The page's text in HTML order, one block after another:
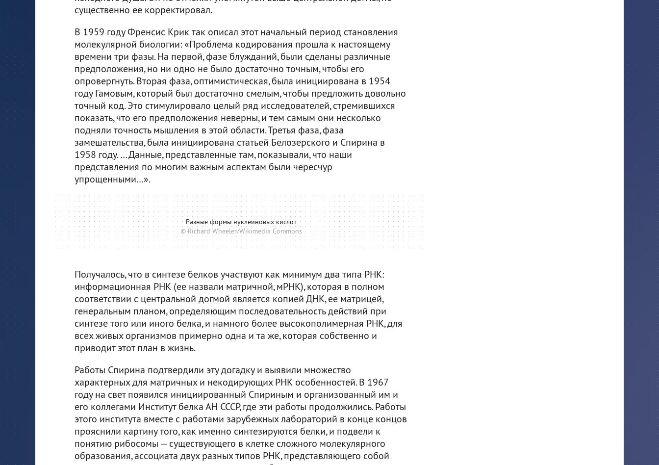
существенно ее корректировал.
В 1959 году Френсис Крик так описал этот начальный период становления
молекулярной биологии: «Проблема кодирования прошла к настоящему
времени три фазы. На первой, фазе блужданий, были сделаны различные
предположения, но ни одно не было достаточно точным, чтобы его
опровергнуть. Вторая фаза, оптимистическая, была инициирована в 1954
году Гамовым, который был достаточно смелым, чтобы предложить довольно
точный код. Это стимулировало целый ряд исследователей, стремившихся
показать, что его предположения неверны, и тем самым они несколько
подняли точность мышления в этой области. Третья фаза, фаза
замешательства, была инициирована статьей Белозерского и Спирина в
1958 году. … Данные, представленные там, показывали, что наши
представления по многим важным аспектам были чересчур
упрощенными…».
Разные формы нуклеиновых кислот
© Richard Wheeler/Wikimedia Commons
Получалось, что в синтезе белков участвуют как минимум два типа РНК:
информационная РНК (ее назвали матричной, мРНК), которая в полном
соответствии с центральной догмой является копией ДНК, ее матрицей,
генеральным планом, определяющим последовательность действий при
синтезе того или иного белка, и намного более высокополимерная РНК, для
всех живых организмов примерно одна и та же, которая собственно и
приводит этот план в жизнь.
Работы Спирина подтвердили эту догадку и выявили множество
характерных для матричных и некодирующих РНК особенностей. В 1967
году на свет появился инициированный Спириным и организованный им и
его коллегами Институт белка АН СССР, где эти работы продолжились. Работы
этого института вместе с работами зарубежных лабораторий в конце концов
прояснили картину того, как именно синтезируются белки, и подвели к
понятию рибосомы — существующего в клетке сложного молекулярного
образования, ассоциата двух разных типов РНК, представляющего собой